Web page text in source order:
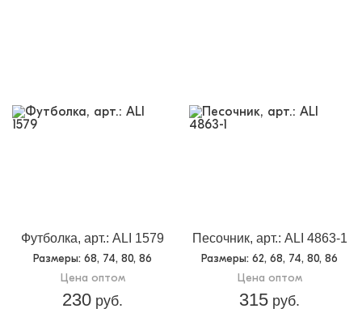
Футболка, арт.: ALI 1579
Размеры: 68, 74, 80, 86
Цена оптом
230 руб.
Песочник, арт.: ALI 4863-1
Размеры: 62, 68, 74, 80, 86
Цена оптом
315 руб.